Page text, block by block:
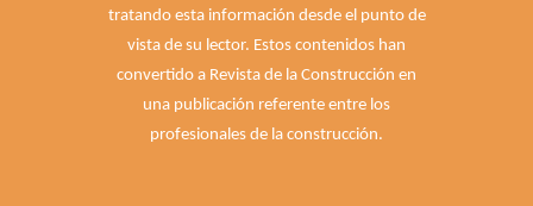
tratando esta información desde el punto de
vista de su lector. Estos contenidos han
convertido a Revista de la Construcción en
una publicación referente entre los
profesionales de la construcción.